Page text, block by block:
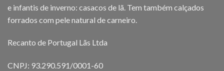
e infantis de inverno: casacos de lã. Tem também calçados
forrados com pele natural de carneiro.
Recanto de Portugal Lãs Ltda
CNPJ: 93.290.591/0001-60